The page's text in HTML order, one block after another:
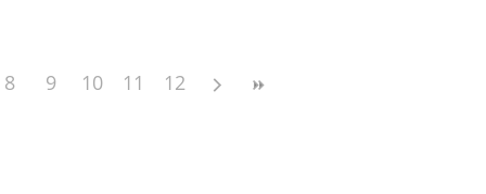
8 9 10 11 12